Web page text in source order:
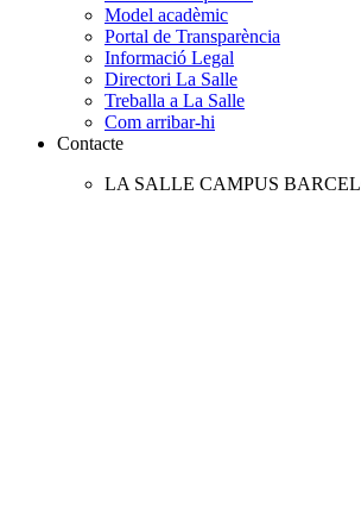
Model acadèmic
Portal de Transparència
Informació Legal
Directori La Salle
Treballa a La Salle
Com arribar-hi
Contacte
LA SALLE CAMPUS